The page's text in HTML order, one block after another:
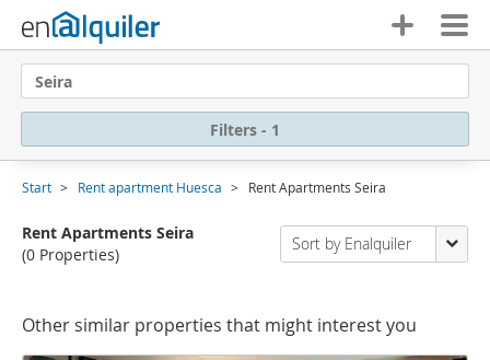
Seira
Filters - 1
Start Rent apartment Huesca Rent Apartments Seira
Rent Apartments Seira
(0 Properties)
Sort by Enalquiler
Other similar properties that might interest you